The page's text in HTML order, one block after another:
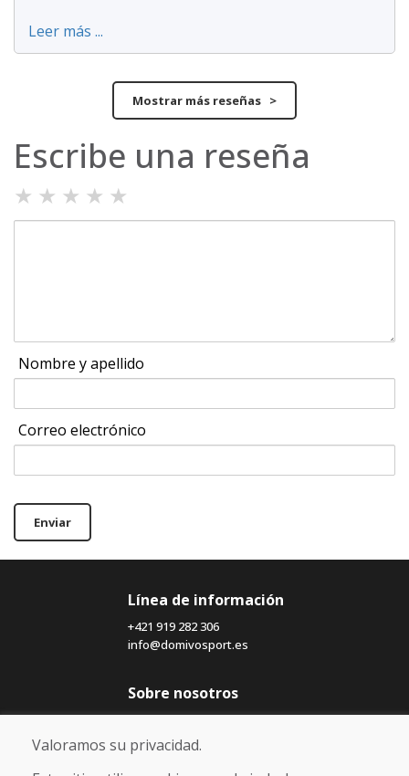
Leer más ...
Mostrar más reseñas >
Escribe una reseña
★ ★ ★ ★ ★
Nombre y apellido
Correo electrónico
Enviar
Línea de información
+421 919 282 306
info@domivosport.es
Sobre nosotros
Blog
Sobre nosotros
Comercio
Valoramos su privacidad.